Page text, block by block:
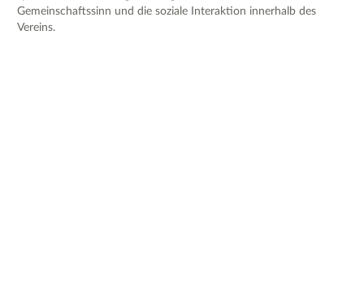
Gemeinschaftssinn und die soziale Interaktion innerhalb des
Vereins.